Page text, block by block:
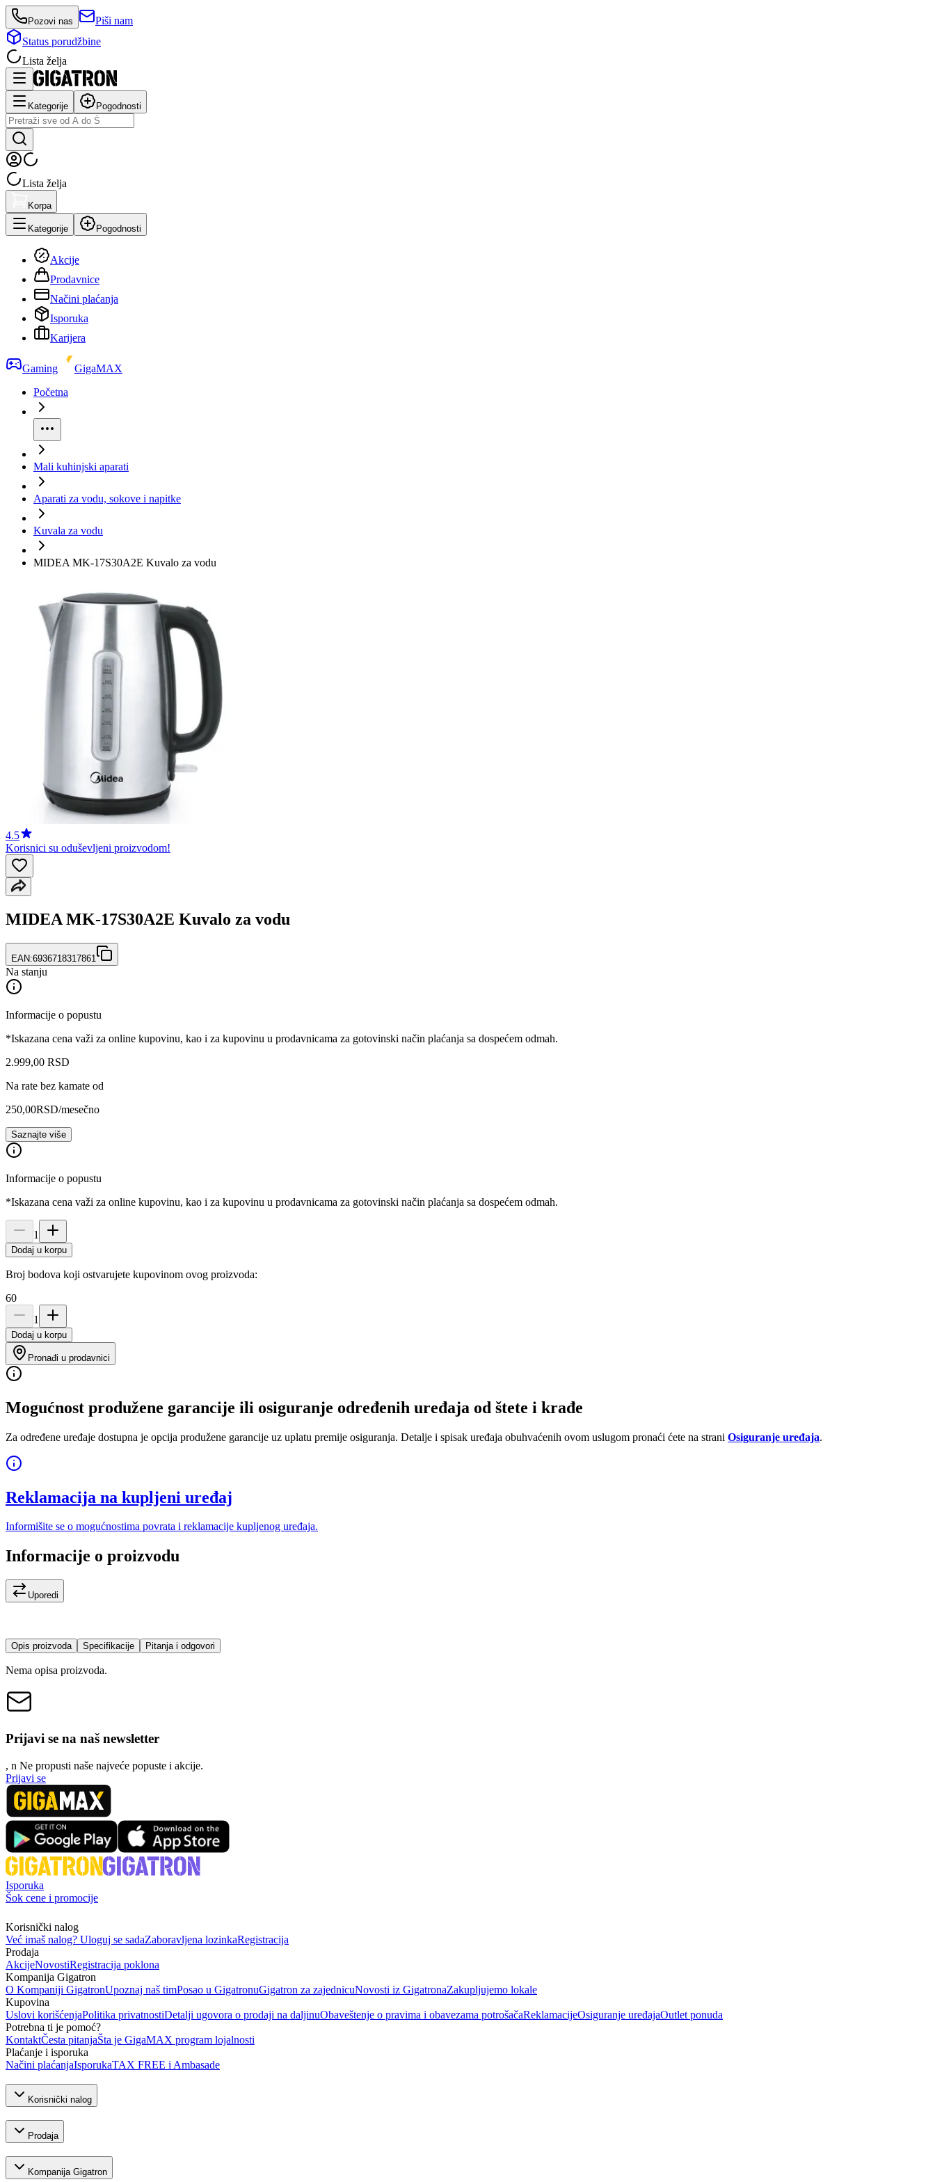
Pozovi nas
Piši nam
Status porudžbine
Lista želja
Kategorije Pogodnosti
Lista želja
Korpa
Kategorije Pogodnosti
Akcije
Prodavnice
Načini plaćanja
Isporuka
Karijera
Gaming
GigaMAX
Početna
Mali kuhinjski aparati
Aparati za vodu, sokove i napitke
Kuvala za vodu
MIDEA MK-17S30A2E Kuvalo za vodu
4.5
Korisnici su oduševljeni proizvodom!
MIDEA MK-17S30A2E Kuvalo za vodu
EAN:6936718317861
Na stanju
Informacije o popustu
*Iskazana cena važi za online kupovinu, kao i za kupovinu u prodavnicama za gotovinski način plaćanja sa dospećem odmah.
2.999,00 RSD
Na rate bez kamate od
250,00RSD/mesečno
Saznajte više
Informacije o popustu
*Iskazana cena važi za online kupovinu, kao i za kupovinu u prodavnicama za gotovinski način plaćanja sa dospećem odmah.
1
Dodaj u korpu
Broj bodova koji ostvarujete kupovinom ovog proizvoda:
60
1
Dodaj u korpu
Pronađi u prodavnici
Mogućnost produžene garancije ili osiguranje određenih uređaja od štete i krađe
Za određene uređaje dostupna je opcija produžene garancije uz uplatu premije osiguranja. Detalje i spisak uređaja obuhvaćenih ovom uslugom pronaći ćete na strani Osiguranje uređaja.
Reklamacija na kupljeni uređaj
Informišite se o mogućnostima povrata i reklamacije kupljenog uređaja.
Informacije o proizvodu
Uporedi
Opis proizvoda Specifikacije Pitanja i odgovori
Nema opisa proizvoda.
Prijavi se na naš newsletter
, n Ne propusti naše najveće popuste i akcije.
Prijavi se
Isporuka
Šok cene i promocije
Korisnički nalog
Već imaš nalog? Uloguj se sadaZaboravljena lozinkaRegistracija
Prodaja
AkcijeNovostiRegistracija poklona
Kompanija Gigatron
O Kompaniji GigatronUpoznaj naš timPosao u GigatronuGigatron za zajednicuNovosti iz GigatronaZakupljujemo lokale
Kupovina
Uslovi korišćenjaPolitika privatnostiDetalji ugovora o prodaji na daljinuObaveštenje o pravima i obavezama potrošačaReklamacijeOsiguranje uređajaOutlet ponuda
Potrebna ti je pomoć?
KontaktČesta pitanjaŠta je GigaMAX program lojalnosti
Plaćanje i isporuka
Načini plaćanjaIsporukaTAX FREE i Ambasade
Korisnički nalog
Prodaja
Kompanija Gigatron